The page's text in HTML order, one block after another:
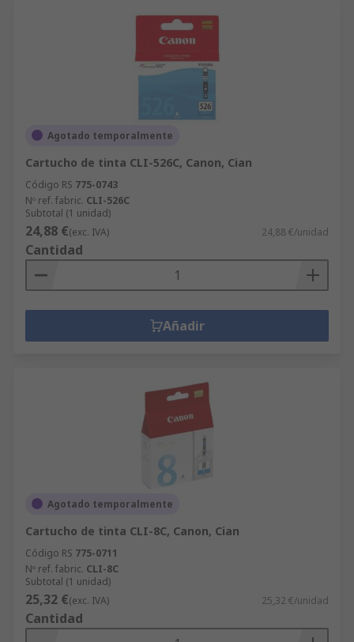
Agotado temporalmente
Cartucho de tinta CLI-526C, Canon, Cian
Código RS 775-0743
Nº ref. fabric. CLI-526C
Subtotal (1 unidad)
24,88 €(exc. IVA) 24,88 €/unidad
Cantidad
Añadir
Agotado temporalmente
Cartucho de tinta CLI-8C, Canon, Cian
Código RS 775-0711
Nº ref. fabric. CLI-8C
Subtotal (1 unidad)
25,32 €(exc. IVA) 25,32 €/unidad
Cantidad